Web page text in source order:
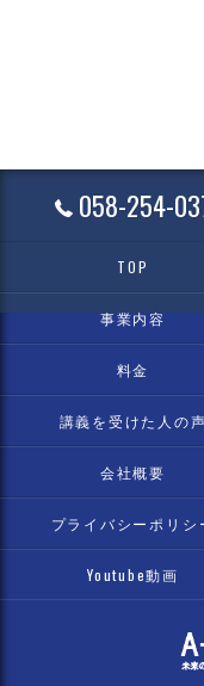
058-254-
TOP
事業内容
料金
講義を受けた人の声
会社概要
プライバシーポリシ
Youtube動画